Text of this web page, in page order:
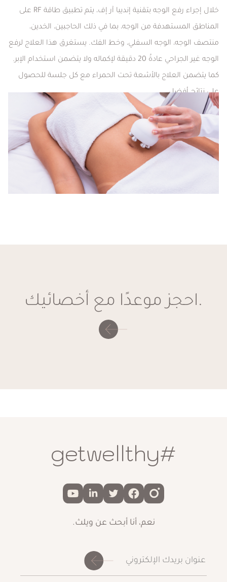
خلال إجراء رفع الوجه بتقنية إنديبا آر إف، يتم تطبيق طاقة RF على
المناطق المستهدفة من الوجه، بما في ذلك الحاجبين، الخدين،
منتصف الوجه، الوجه السفلي، وخط الفك. يستغرق هذا العلاج لرفع
الوجه غير الجراحي عادةً 20 دقيقة لإكماله ولا يتضمن استخدام الإبر.
كما يتضمن العلاج بالأشعة تحت الحمراء مع كل جلسة للحصول
على نتائج أفضل.
لماذا يتم إجراء رفع الوجه
بتقنية إنديبا آر إف؟
يتم إجراء رفع الوجه بتقنية إنديبا آر إف لمعالجة علامات التقدم في
السن المختلفة، بما في ذلك ترهل الجلد، والتجاعيد، وفقدان حجم
إف غير الجراحي
لرفع الوجه، تقليل التجاعيد، تحسين مرونة الجلد، والتجديد الشامل
الأفراد الذين يعانون من علامات التقدم في السن مثل ترهل الجلد،
بتقنية إنديبا آر إف. هذا العلاج لرفع الوجه غير الجراحي مناسب لأولئك
مخاطر رفع الوجه بتقنية إنديبا
.احجز موعدًا مع أخصائيك
#getwellthy
نعم، أنا أبحث عن ويلث.